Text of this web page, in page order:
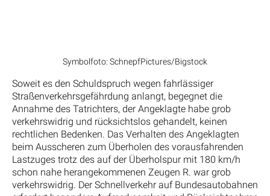
Symbolfoto: SchnepfPictures/Bigstock
Soweit es den Schuldspruch wegen fahrlässiger
Straßenverkehrsgefährdung anlangt, begegnet die
Annahme des Tatrichters, der Angeklagte habe grob
verkehrswidrig und rücksichtslos gehandelt, keinen
rechtlichen Bedenken. Das Verhalten des Angeklagten
beim Ausscheren zum Überholen des vorausfahrenden
Lastzuges trotz des auf der Überholspur mit 180 km/h
schon nahe herangekommenen Zeugen R. war grob
verkehrswidrig. Der Schnellverkehr auf Bundesautobahnen